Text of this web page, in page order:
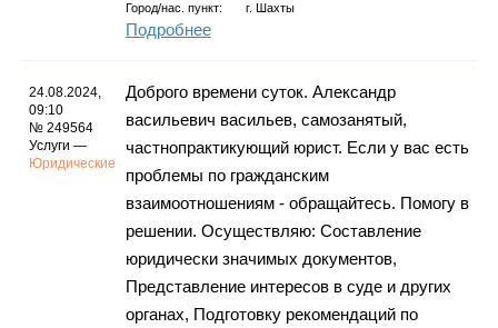
Город/нас. пункт: г. Шахты
Подробнее
24.08.2024,
09:10
№ 249564
Услуги —
Юридические
Доброго времени суток. Александр
васильевич васильев, самозанятый,
частнопрактикующий юрист. Если у вас есть
проблемы по гражданским
взаимоотношениям - обращайтесь. Помогу в
решении. Осуществляю: Составление
юридически значимых документов,
Представление интересов в суде и других
органах, Подготовку рекомендаций по